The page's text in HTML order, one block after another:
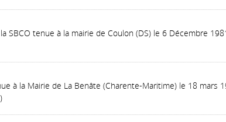
SBCO tenue à la mairie de Coulon (DS) le 6 Décembre
à la Mairie de La Benâte (Charente-Maritime) le 18 mars